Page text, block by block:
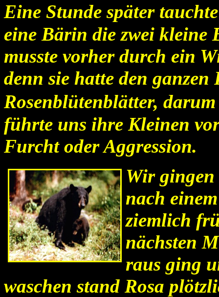
Eine Stunde später
eine Bärin die zwei kleine
musste vorher durch ein
denn sie hatte den ganzen
Rosenblütenblätter,
führte uns ihre Kleinen
Furcht oder Aggression.
Wir gingen
nach
ziemlich
nächsten
raus ging
waschen stand Rosa